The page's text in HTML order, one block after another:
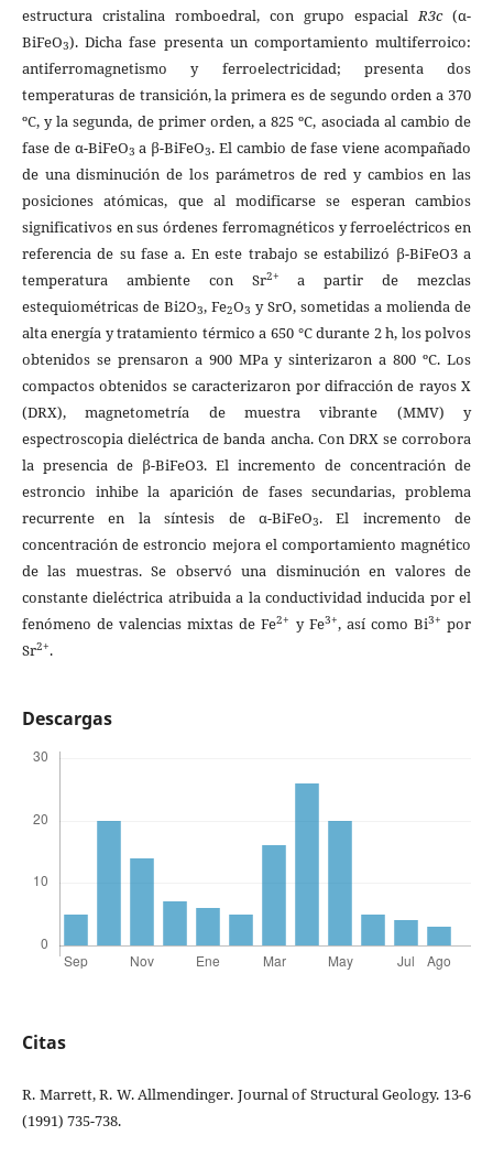
estructura cristalina romboedral, con grupo espacialR3c(α-
BiFeO3). Dicha fase presenta un comportamiento multiferroico:
antiferromagnetismo y ferroelectricidad; presenta dos
temperaturas de transición, la primera es de segundo orden a 370
ºC, y la segunda, de primer orden, a 825 ºC, asociada al cambio de
fase de α-BiFeO3 a β-BiFeO3. El cambio de fase viene acompañado
de una disminución de los parámetros de red y cambios en las
posiciones atómicas, que al modificarse se esperan cambios
significativos en sus órdenes ferromagnéticos y ferroeléctricos en
referencia de su fase a. En este trabajo se estabilizó β-BiFeO3 a
temperatura ambiente con Sr2+
a partir de mezclas
estequiométricas de Bi2O3, Fe2O3 y SrO, sometidas a molienda de
alta energía y tratamiento térmico a 650 °C durante 2 h, los polvos
obtenidos se prensaron a 900 MPa y sinterizaron a 800 ºC. Los
compactos obtenidos se caracterizaron por difracción de rayos X
(DRX), magnetometría de muestra vibrante (MMV) y
espectroscopia dieléctrica de banda ancha. Con DRX se corrobora
la presencia de β-BiFeO3. El incremento de concentración de
estroncio inhibe la aparición de fases secundarias, problema
recurrente en la síntesis de α-BiFeO3. El incremento de
concentración de estroncio mejora el comportamiento magnético
de las muestras. Se observó una disminución en valores de
constante dieléctrica atribuida a la conductividad inducida por el
fenómeno de valencias mixtas de Fe2+ y Fe3+, así como Bi3+ por
Sr2+.
Descargas
Citas
R. Marrett, R. W. Allmendinger. Journal of Structural Geology. 13-6
(1991) 735-738.